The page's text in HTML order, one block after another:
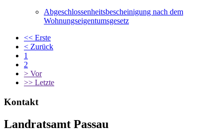
Abgeschlossenheitsbescheinigung nach dem
Wohnungseigentumsgesetz
<< Erste
< Zurück
1
2
> Vor
>> Letzte
Kontakt
Landratsamt Passau